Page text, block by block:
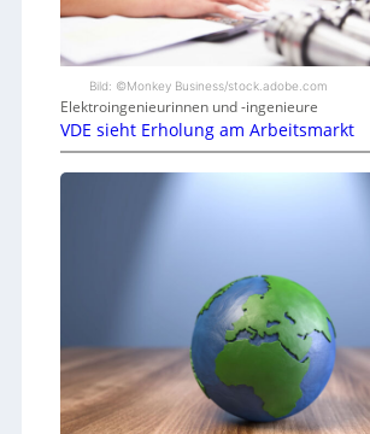
Bild: ©Monkey Business/stock.adobe.com
Elektroingenieurinnen und -ingenieure
VDE sieht Erholung am Arbeitsmarkt